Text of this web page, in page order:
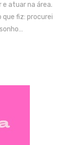
atuar na área.
que fiz: procurei